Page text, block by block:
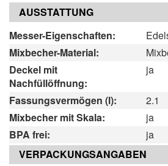
AUSSTATTUNG
Messer-Eigenschaften:
Mixbecher-Material:
Deckel mit
Nachfüllöffnung:
ja
Fassungsvermögen (l):
2.1
Mixbecher mit Skala:
ja
BPA frei:
ja
VERPACKUNGSANGABEN